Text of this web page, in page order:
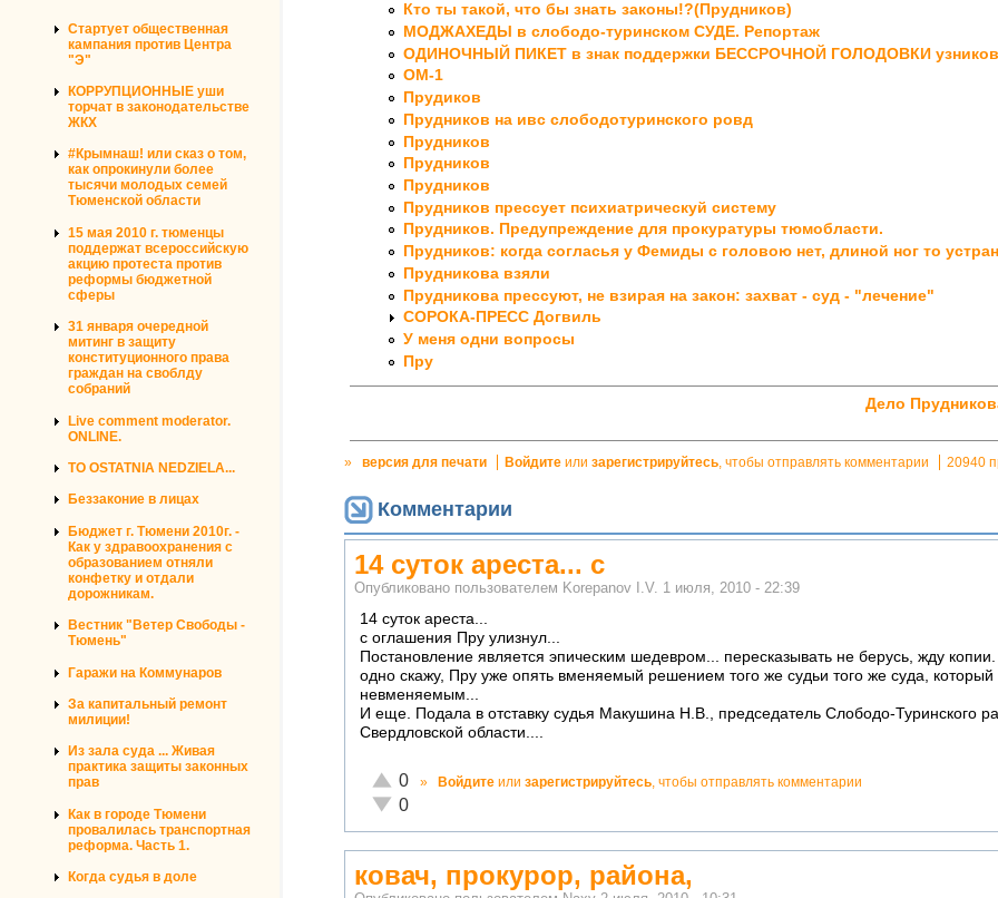
Стартует общественная
кампания против Центра
"Э"
КОРРУПЦИОННЫЕ уши
торчат в законодательстве
ЖКХ
#Крымнаш! или сказ о том,
как опрокинули более
тысячи молодых семей
Тюменской области
15 мая 2010 г. тюменцы
поддержат всероссийскую
акцию протеста против
реформы бюджетной
сферы
31 января очередной
митинг в защиту
конституционного права
граждан на своблду
собраний
Live comment moderator.
ONLINE.
TO OSTATNIA NEDZIELA...
Беззаконие в лицах
Бюджет г. Тюмени 2010г. -
Как у здравоохранения с
образованием отняли
конфетку и отдали
дорожникам.
Вестник "Ветер Свободы -
Тюмень"
Гаражи на Коммунаров
За капитальный ремонт
милиции!
Из зала суда ... Живая
практика защиты законных
прав
Как в городе Тюмени
провалилась транспортная
реформа. Часть 1.
Когда судья в доле
Кто ты такой, что бы знать законы!?(Прудников)
МОДЖАХЕДЫ в слободо-туринском СУДЕ. Репортаж
ОДИНОЧНЫЙ ПИКЕТ в знак поддержки БЕССРОЧНОЙ ГОЛОДОВКИ
ОМ-1
Прудиков
Прудников на ивс слободотуринского ровд
Прудников
Прудников
Прудников
Прудников прессует психиатрическуй систему
Прудников. Предупреждение для прокуратуры тюмобласти.
Прудников: когда согласья у Фемиды с головою нет, длиной ног то
Прудникова взяли
Прудникова прессуют, не взирая на закон: захват - суд - "лечение"
СОРОКА-ПРЕСС Догвиль
У меня одни вопросы
Пру
Дело
» версия для печати Войдите или зарегистрируйтесь , чтобы отправлять комментарии 20940
Комментарии
14 суток ареста... с
Опубликовано пользователем Korepanov I.V. 1 июля, 2010 - 22:39
14 суток ареста...
с оглашения Пру улизнул...
Постановление является эпическим шедевром... пересказывать не берусь, жду копии.
одно скажу, Пру уже опять вменяемый решением того же судьи того же суда, который
невменяемым...
И еще. Подала в отставку судья Макушина Н.В., председатель Слободо-Туринского
Свердловской области....
Отлично!
0
Неадекватно!
0
» Войдите или зарегистрируйтесь, чтобы отправлять комментарии
ковач, прокурор, района,